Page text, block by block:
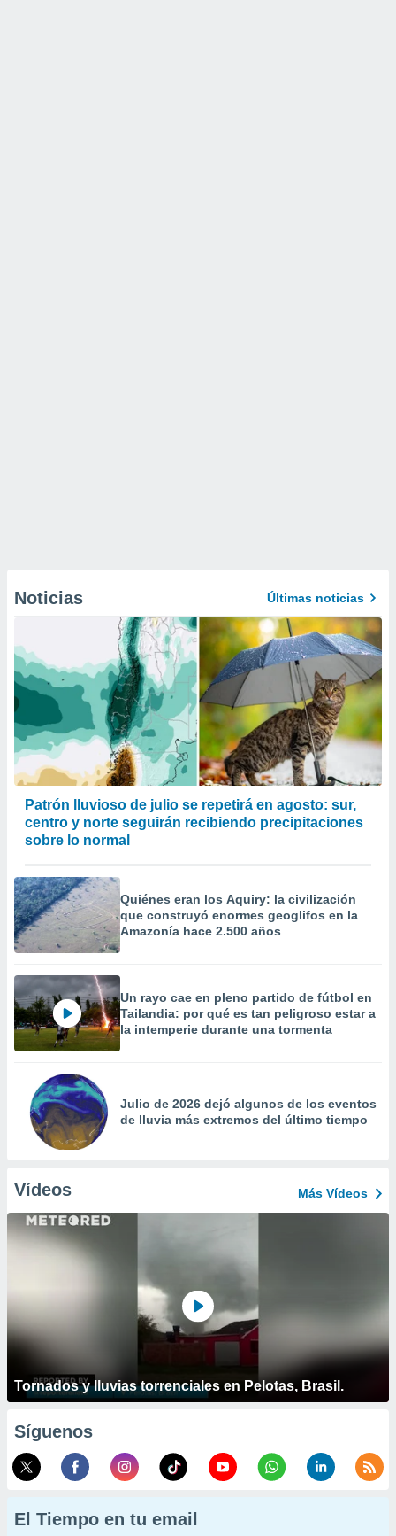
Noticias Últimas noticias
Patrón lluvioso de julio se repetirá en agosto: sur,
centro y norte seguirán recibiendo precipitaciones
sobre lo normal
Quiénes eran los Aquiry: la civilización
que construyó enormes geoglifos en la
Amazonía hace 2.500 años
Un rayo cae en pleno partido de fútbol en
Tailandia: por qué es tan peligroso estar a
la intemperie durante una tormenta
Julio de 2026 dejó algunos de los eventos
de lluvia más extremos del último tiempo
Vídeos Más Vídeos
Tornados y lluvias torrenciales en Pelotas, Brasil.
Síguenos
El Tiempo en tu email